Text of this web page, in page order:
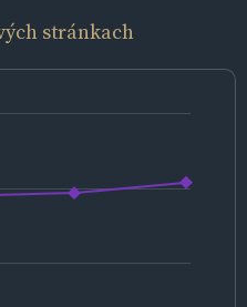
stránkach